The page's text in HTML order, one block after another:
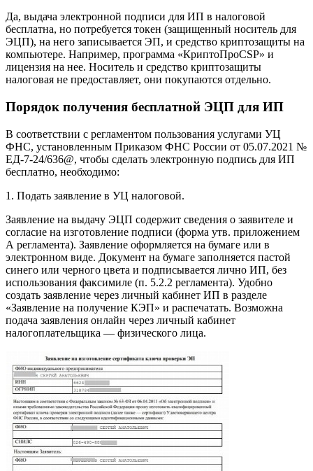
Да, выдача электронной подписи для ИП в налоговой
бесплатна, но потребуется токен (защищенный носитель для
ЭЦП), на него записывается ЭП, и средство криптозащиты на
компьютере. Например, программа «КриптоПроCSP» и
лицензия на нее. Носитель и средство криптозащиты
налоговая не предоставляет, они покупаются отдельно.
Порядок получения бесплатной ЭЦП для ИП
В соответствии с регламентом пользования услугами УЦ
ФНС, установленным Приказом ФНС России от 05.07.2021 №
ЕД-7-24/636@, чтобы сделать электронную подпись для ИП
бесплатно, необходимо:
1. Подать заявление в УЦ налоговой.
Заявление на выдачу ЭЦП содержит сведения о заявителе и
согласие на изготовление подписи (форма утв. приложением
А регламента). Заявление оформляется на бумаге или в
электронном виде. Документ на бумаге заполняется пастой
синего или черного цвета и подписывается лично ИП, без
использования факсимиле (п. 5.2.2 регламента). Удобно
создать заявление через личный кабинет ИП в разделе
«Заявление на получение КЭП» и распечатать. Возможна
подача заявления онлайн через личный кабинет
налогоплательщика — физического лица.